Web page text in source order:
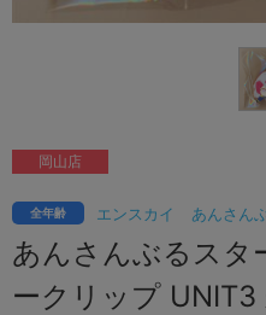
エンスカイ あんさん
全年齢
あんさんぶるスタ
ークリップ UNIT3
岡山店